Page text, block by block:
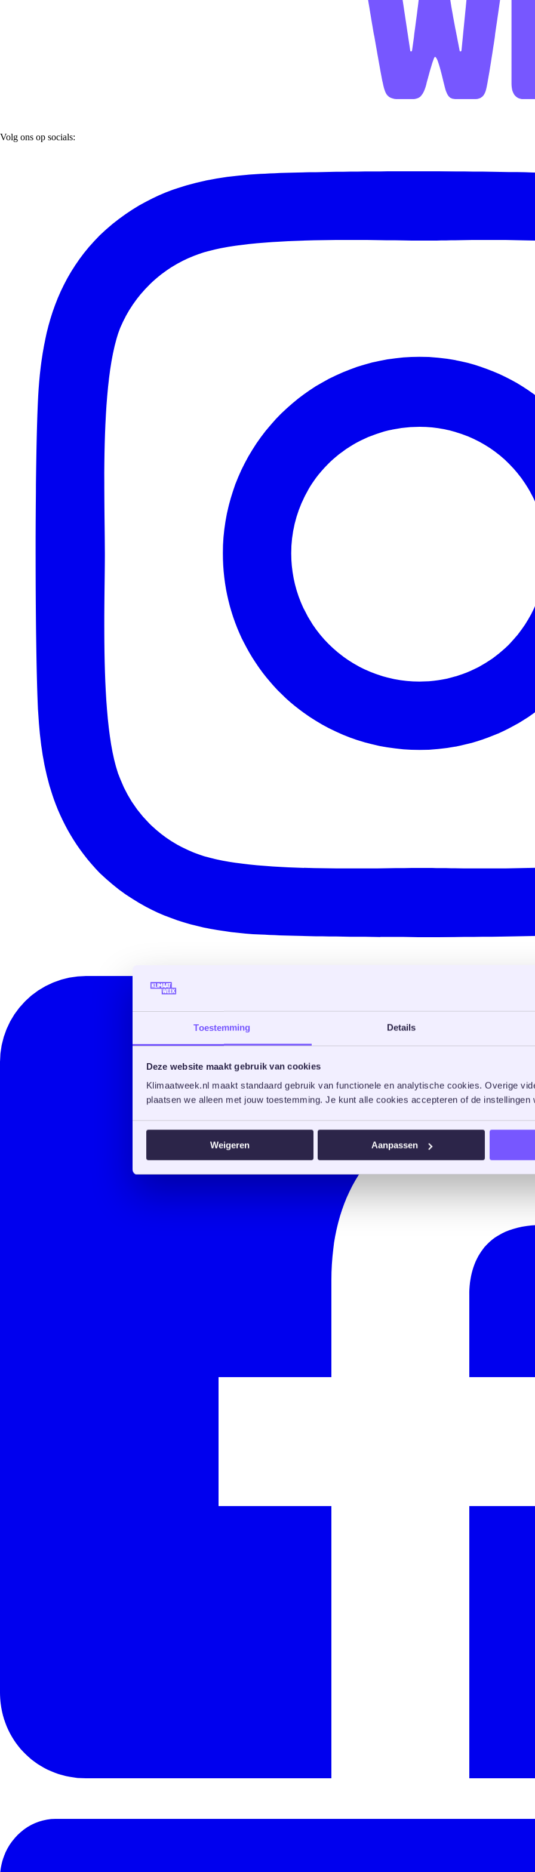
Toestemming Details
Deze website maakt gebruik van cookies
Klimaatweek.nl maakt standaard gebruik van functionele en analytische cookies. Overige
plaatsen we alleen met jouw toestemming. Je kunt alle cookies accepteren of de
Weigeren Aanpassen
Volg ons op socials: